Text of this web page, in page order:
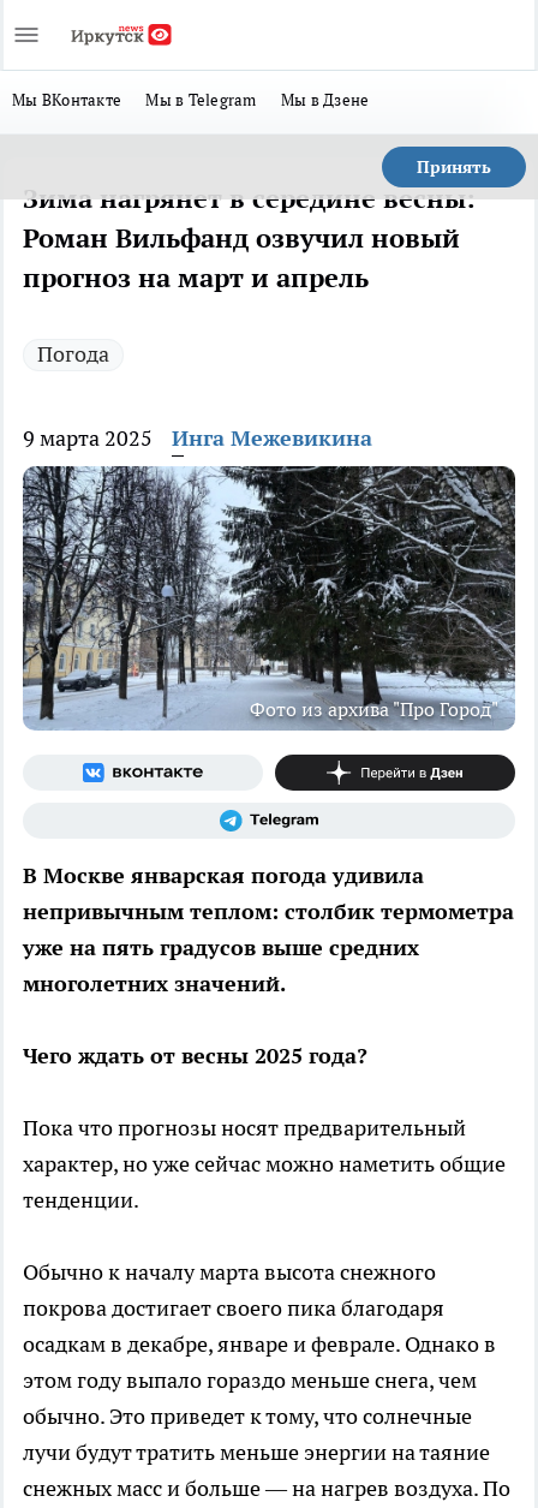
Мы ВКонтакте Мы в Telegram Мы в Дзене
Принять
Зима нагрянет в середине весны:
Роман Вильфанд озвучил новый
прогноз на март и апрель
Погода
9 марта 2025 Инга Межевикина
Фото из архива "Про Город"
В Москве январская погода удивила
непривычным теплом: столбик термометра
уже на пять градусов выше средних
многолетних значений.
Чего ждать от весны 2025 года?
Пока что прогнозы носят предварительный
характер, но уже сейчас можно наметить общие
тенденции.
Обычно к началу марта высота снежного
покрова достигает своего пика благодаря
осадкам в декабре, январе и феврале. Однако в
этом году выпало гораздо меньше снега, чем
обычно. Это приведет к тому, что солнечные
лучи будут тратить меньше энергии на таяние
снежных масс и больше — на нагрев воздуха. По